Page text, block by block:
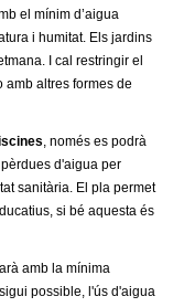
el mínim d’aigua
i humitat. Els jardins
I cal restringir el
amb altres formes de
, només es podrà
d'aigua per
sanitària. El pla permet
si bé aquesta és
amb la mínima
possible, l'ús d'aigua